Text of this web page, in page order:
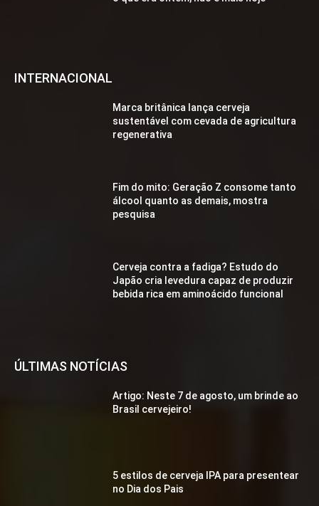
INTERNACIONAL
Marca britânica lança cerveja
sustentável com cevada de agricultura
regenerativa
Fim do mito: Geração Z consome tanto
álcool quanto as demais, mostra
pesquisa
Cerveja contra a fadiga? Estudo do
Japão cria levedura capaz de produzir
bebida rica em aminoácido funcional
ÚLTIMAS NOTÍCIAS
Artigo: Neste 7 de agosto, um brinde ao
Brasil cervejeiro!
5 estilos de cerveja IPA para presentear
no Dia dos Pais